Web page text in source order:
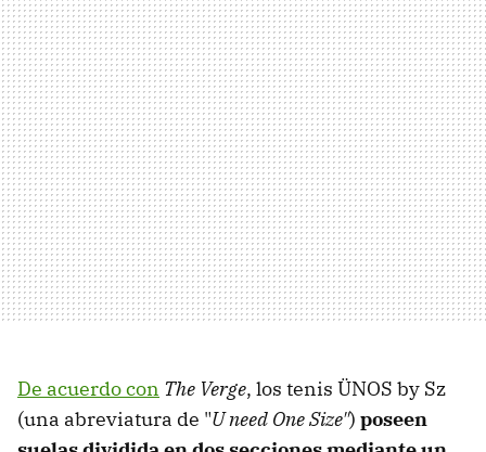
De acuerdo con The Verge, los tenis ÜNOS by Sz
(una abreviatura de "U need One Size") poseen